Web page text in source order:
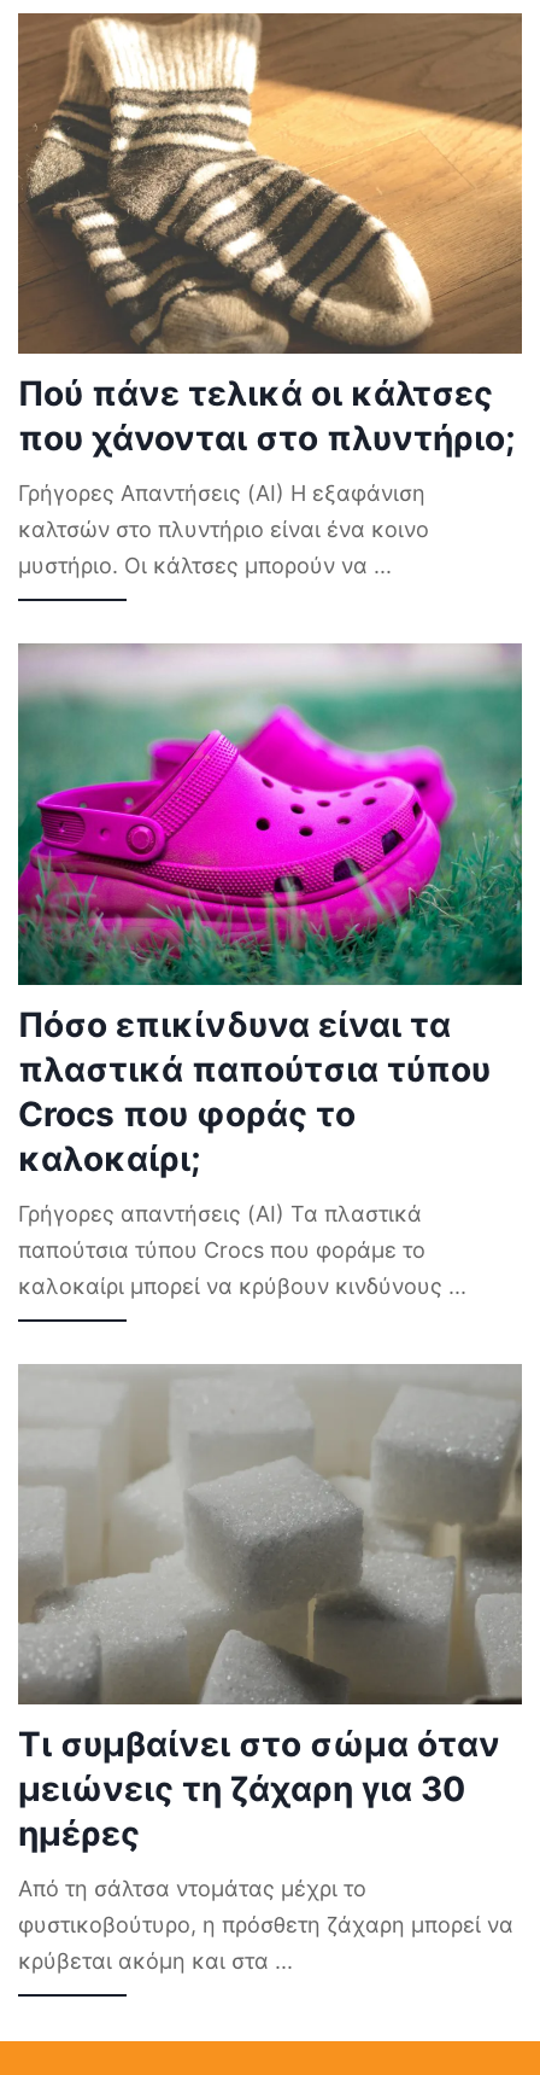
Πού πάνε τελικά οι κάλτσες
που χάνονται στο πλυντήριο;
Γρήγορες Απαντήσεις (AI) Η εξαφάνιση
καλτσών στο πλυντήριο είναι ένα κοινο
μυστήριο. Οι κάλτσες μπορούν να ...
Πόσο επικίνδυνα είναι τα
πλαστικά παπούτσια τύπου
Crocs που φοράς το
καλοκαίρι;
Γρήγορες απαντήσεις (AI) Τα πλαστικά
παπούτσια τύπου Crocs που φοράμε το
καλοκαίρι μπορεί να κρύβουν κινδύνους ...
Τι συμβαίνει στο σώμα όταν
μειώνεις τη ζάχαρη για 30
ημέρες
Από τη σάλτσα ντομάτας μέχρι το
φυστικοβούτυρο, η πρόσθετη ζάχαρη μπορεί να
κρύβεται ακόμη και στα ...